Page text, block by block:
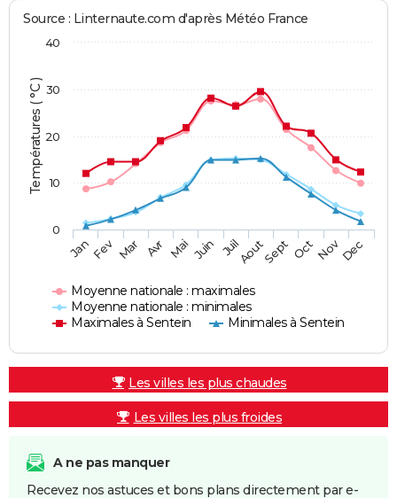
Températures ( °C )
Source : Linternaute.com d'après Météo France
Moyenne nationale : maximales
Moyenne nationale : minimales
Maximales à Sentein
Minimales à Sentein
JanFev Mar Avr Mai Juin JuilAoutSept OctNovDec
0
10
20
30
40
Les villes les plus chaudes
Les villes les plus froides
A ne pas manquer
Recevez nos astuces et bons plans directement par e-